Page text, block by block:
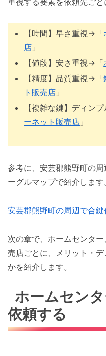
【時間】早さ重視→「
店 」
【値段】安さ重視→「
【精度】品質重視→「
ト販売店 」
【複雑な鍵】ディン
ーネット販売店 」
参考に、安芸郡熊野町の
ーグルマップで紹介します
安芸郡熊野町の周辺で合
次の章で、ホームセンタ
売店ごとに、メリット・
かを紹介します。
ホームセン
依頼する